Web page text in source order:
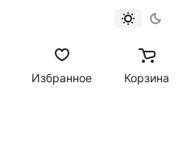
Избранное Корзина